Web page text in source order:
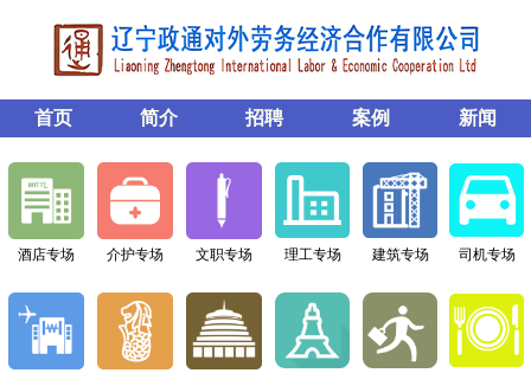
首页 简介 招聘 案例 新闻
酒店专场 介护专场 文职专场 理工专场 建筑专场 司机专场